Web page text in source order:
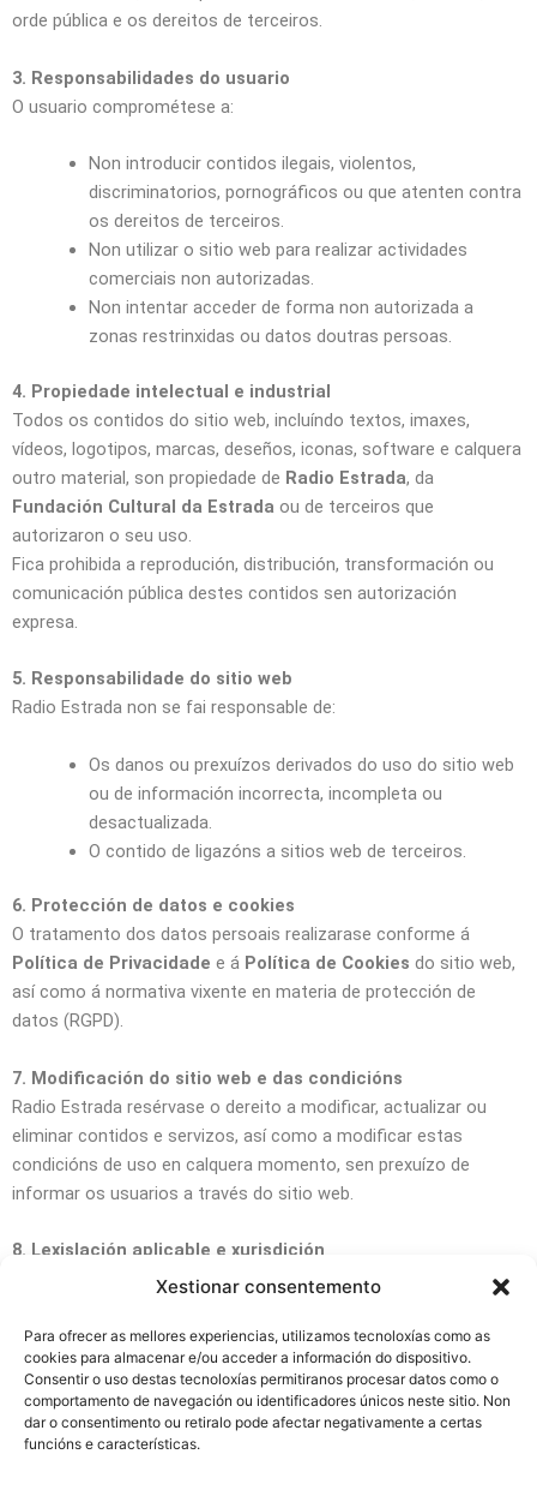
Xestionar consentemento
Para ofrecer as mellores experiencias, utilizamos tecnoloxías como as
cookies para almacenar e/ou acceder a información do dispositivo.
Consentir o uso destas tecnoloxías permitiranos procesar datos como o
comportamento de navegación ou identificadores únicos neste sitio. Non
dar o consentimento ou retiralo pode afectar negativamente a certas
funcións e características.
orde pública e os dereitos de terceiros.
3. Responsabilidades do usuario
O usuario comprométese a:
Non introducir contidos ilegais, violentos,
discriminatorios, pornográficos ou que atenten contra
os dereitos de terceiros.
Non utilizar o sitio web para realizar actividades
comerciais non autorizadas.
Non intentar acceder de forma non autorizada a
zonas restrinxidas ou datos doutras persoas.
4. Propiedade intelectual e industrial
Todos os contidos do sitio web, incluíndo textos, imaxes,
vídeos, logotipos, marcas, deseños, iconas, software e calquera
outro material, son propiedade de Radio Estrada, da
Fundación Cultural da Estrada ou de terceiros que
autorizaron o seu uso.
Fica prohibida a reprodución, distribución, transformación ou
comunicación pública destes contidos sen autorización
expresa.
5. Responsabilidade do sitio web
Radio Estrada non se fai responsable de:
Os danos ou prexuízos derivados do uso do sitio web
ou de información incorrecta, incompleta ou
desactualizada.
O contido de ligazóns a sitios web de terceiros.
6. Protección de datos e cookies
O tratamento dos datos persoais realizarase conforme á
Política de Privacidade e á Política de Cookies do sitio web,
así como á normativa vixente en materia de protección de
datos (RGPD).
7. Modificación do sitio web e das condicións
Radio Estrada resérvase o dereito a modificar, actualizar ou
eliminar contidos e servizos, así como a modificar estas
condicións de uso en calquera momento, sen prexuízo de
informar os usuarios a través do sitio web.
8. Lexislación aplicable e xurisdición
O presente documento rexerase pola lexislación española. Para
someteranse os tribunais competentes de [localidade da
Fundación ou da emisora].